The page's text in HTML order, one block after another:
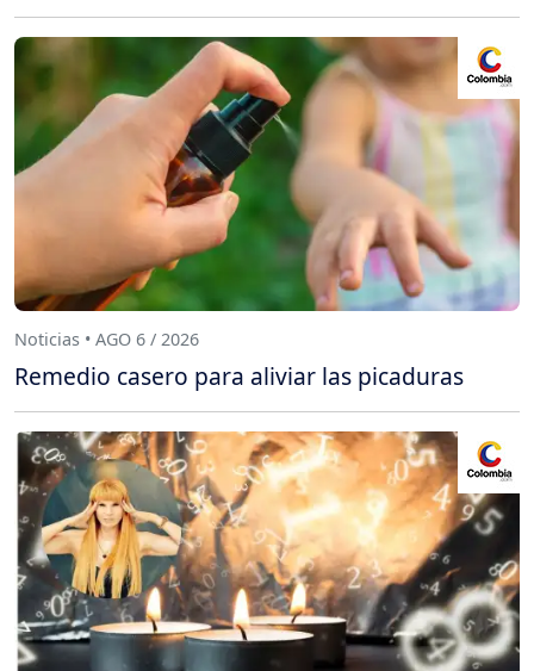
Noticias • AGO 6 / 2026
Remedio casero para aliviar las picaduras